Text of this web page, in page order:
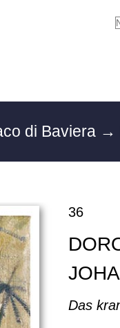
di Baviera →
36
Das